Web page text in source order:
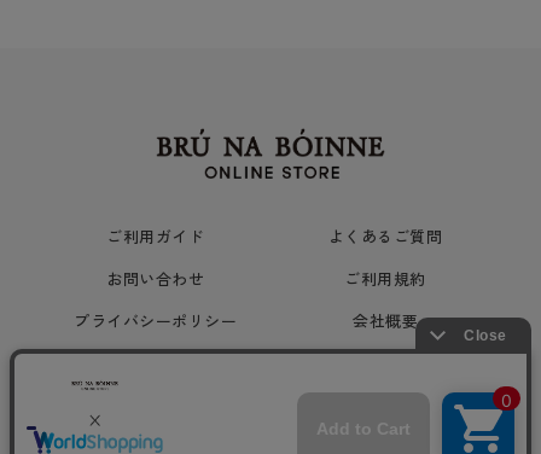
ご利用ガイド
よくあるご質問
お問い合わせ
ご利用規約
プライバシーポリシー
会社概要